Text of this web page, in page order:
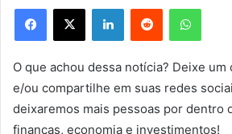
Facebook
X LinkedinReddit
O que achou dessa notícia? Deixe um
e/ou compartilhe em suas redes
deixaremos mais pessoas por dentro
finanças, economia e investimentos!